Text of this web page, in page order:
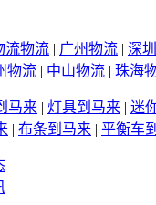
流物流 | 广州物流 | 深
物流 | 中山物流 | 珠海
马来 | 灯具到马来 | 迷
| 布条到马来 | 平衡车